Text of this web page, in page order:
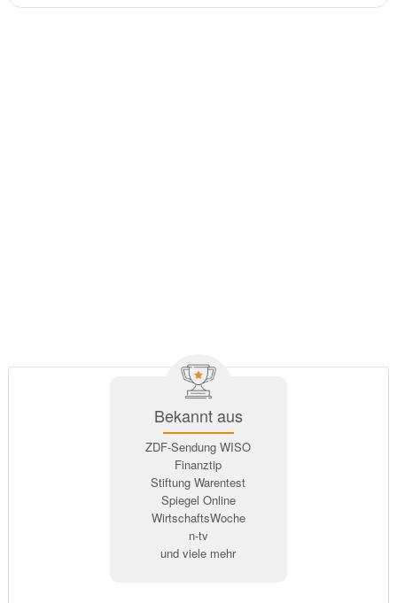
Bekannt aus
ZDF-Sendung WISO
Finanztip
Stiftung Warentest
Spiegel Online
WirtschaftsWoche
n-tv
und viele mehr